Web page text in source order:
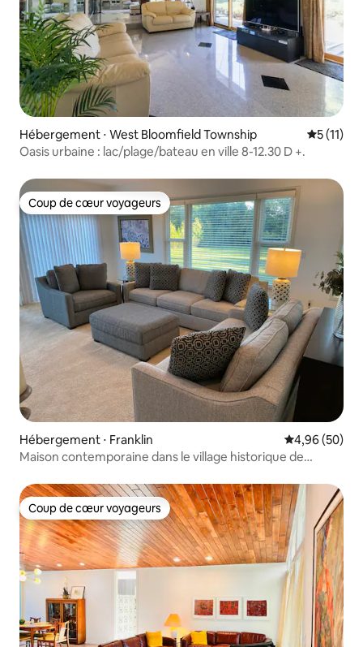
Hébergement ⋅ West Bloomfield Township
5 (11)
Oasis urbaine : lac/plage/bateau en ville 8-12.30 D +.
Coup de cœur voyageurs
Coup de cœur voyageurs
Hébergement ⋅ Franklin Évaluation
4,96 (50)
Maison contemporaine dans le village historique de
Coup de cœur voyageurs
Coup de cœur voyageurs